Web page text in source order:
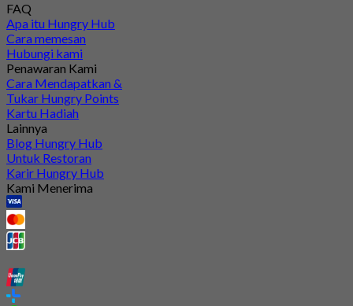
FAQ
Apa itu Hungry Hub
Cara memesan
Hubungi kami
Penawaran Kami
Cara Mendapatkan &
Tukar Hungry Points
Kartu Hadiah
Lainnya
Blog Hungry Hub
Untuk Restoran
Karir Hungry Hub
Kami Menerima